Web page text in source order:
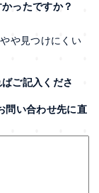
ったですか？
やや見つけにくい
ご記入くださ
問い合わせ先に直